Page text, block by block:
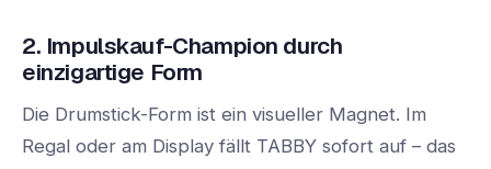
2. Impulskauf-Champion durch
einzigartige Form
Die Drumstick-Form ist ein visueller Magnet. Im
Regal oder am Display fällt TABBY sofort auf – das